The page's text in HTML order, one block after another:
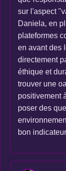
sur l'aspect
Daniela, en
plateformes
en avant des
directement
éthique et
trouver une
positivement
poser des
bon